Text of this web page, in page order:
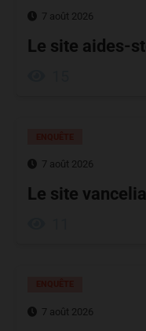
7 août 2026
Le site aides-
7 août 2026
Le site
7 août 2026